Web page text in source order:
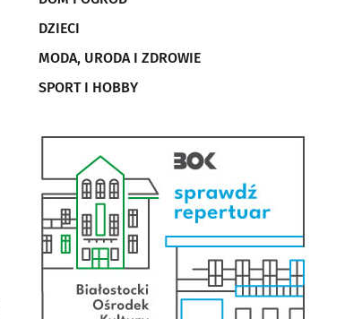
DZIECI
MODA, URODA I ZDROWIE
SPORT I HOBBY